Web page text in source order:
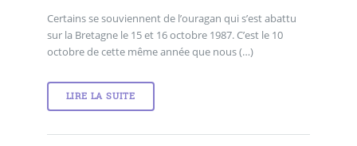
Certains se souviennent de l’ouragan qui s’est abattu
sur la Bretagne le 15 et 16 octobre 1987. C’est le 10
octobre de cette même année que nous (…)
LIRE LA SUITE